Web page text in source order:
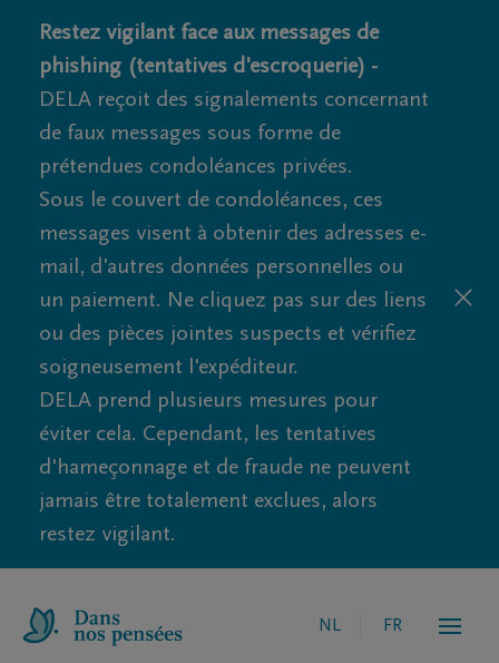
Restez vigilant face aux messages de
phishing (tentatives d'escroquerie) -
DELA reçoit des signalements concernant
de faux messages sous forme de
prétendues condoléances privées.
Sous le couvert de condoléances, ces
messages visent à obtenir des adresses e-
mail, d'autres données personnelles ou
un paiement. Ne cliquez pas sur des liens
ou des pièces jointes suspects et vérifiez
soigneusement l'expéditeur.
DELA prend plusieurs mesures pour
éviter cela. Cependant, les tentatives
d'hameçonnage et de fraude ne peuvent
jamais être totalement exclues, alors
restez vigilant.
NL FR